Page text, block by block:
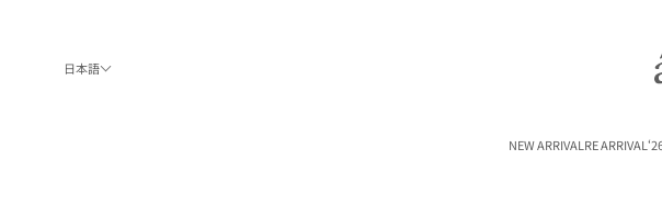
NEW ARRIVAL RE ARRIVAL
日本語